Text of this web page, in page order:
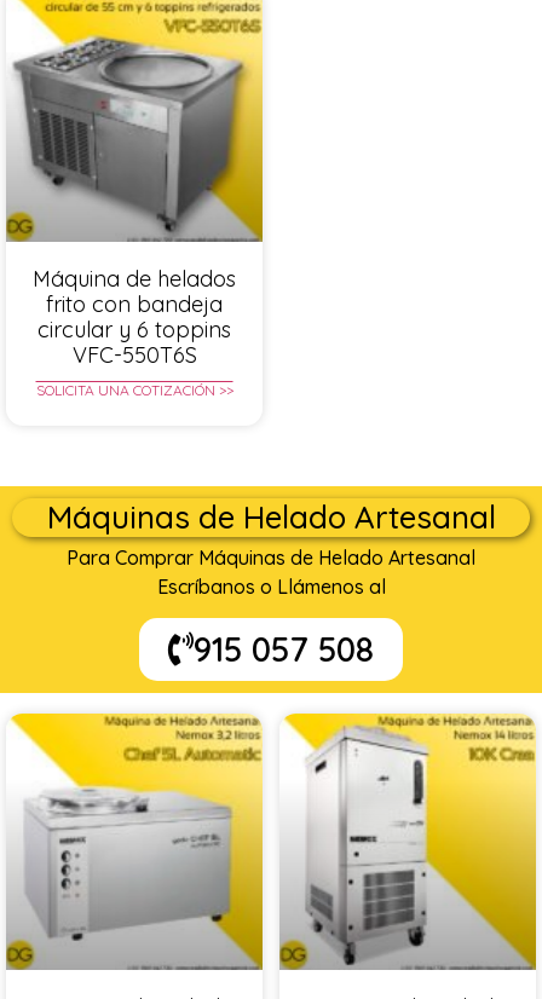
Máquina de helados
frito con bandeja
circular y 6 toppins
VFC-550T6S
SOLICITA UNA COTIZACIÓN >>
Máquinas de Helado Artesanal
Para Comprar Máquinas de Helado Artesanal
Escríbanos o Llámenos al
915 057 508